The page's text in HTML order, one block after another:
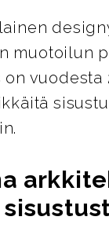
muotoilun